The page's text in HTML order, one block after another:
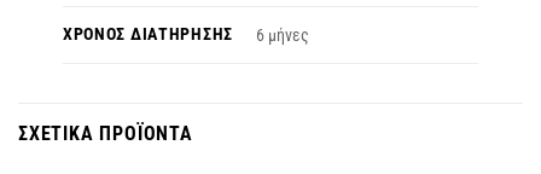
ΧΡΌΝΟΣ ΔΙΑΤΉΡΗΣΗΣ 6 μήνες
ΣΧΕΤΙΚΆ ΠΡΟΪΌΝΤΑ